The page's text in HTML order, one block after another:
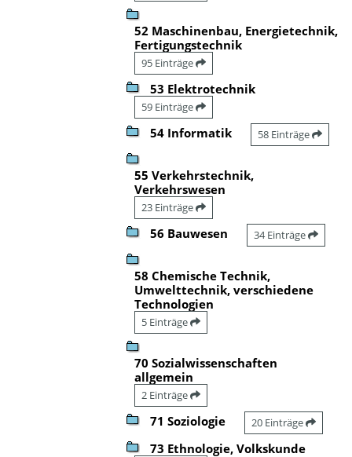
52 Maschinenbau, Energietechnik,
Fertigungstechnik
95 Einträge
53 Elektrotechnik
59 Einträge
54 Informatik 58 Einträge
55 Verkehrstechnik,
Verkehrswesen
23 Einträge
56 Bauwesen 34 Einträge
58 Chemische Technik,
Umwelttechnik, verschiedene
Technologien
5 Einträge
70 Sozialwissenschaften
allgemein
2 Einträge
71 Soziologie 20 Einträge
73 Ethnologie, Volkskunde